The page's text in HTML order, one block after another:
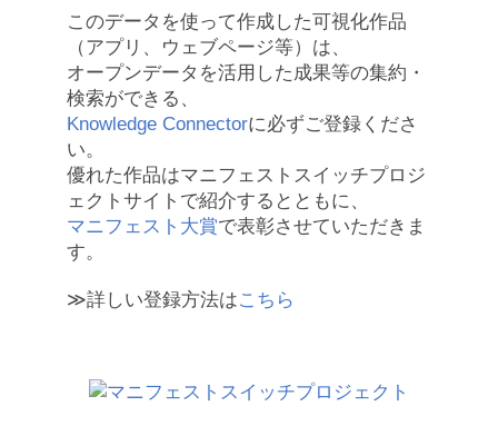
このデータを使って作成した可視化作品
（アプリ、ウェブページ等）は、
オープンデータを活用した成果等の集約・
検索ができる、
Knowledge Connectorに必ずご登録くださ
い。
優れた作品はマニフェストスイッチプロジ
ェクトサイトで紹介するとともに、
マニフェスト大賞で表彰させていただきま
す。
≫詳しい登録方法はこちら